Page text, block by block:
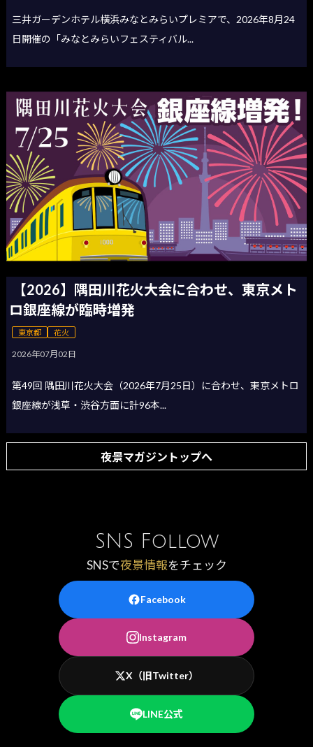
三井ガーデンホテル横浜みなとみらいプレミアで、2026年8月24
日開催の「みなとみらいフェスティバル...
【2026】隅田川花火大会に合わせ、東京メト
ロ銀座線が臨時増発
東京都 花火
2026年07月02日
第49回 隅田川花火大会（2026年7月25日）に合わせ、東京メトロ
銀座線が浅草・渋谷方面に計96本...
夜景マガジントップへ
SNS Follow
SNSで夜景情報をチェック
Facebook
Instagram
X（旧Twitter）
LINE公式